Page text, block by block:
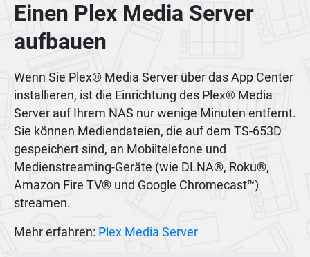
Einen Plex Media Server
aufbauen
Wenn Sie Plex® Media Server über das App Center
installieren, ist die Einrichtung des Plex® Media
Server auf Ihrem NAS nur wenige Minuten entfernt.
Sie können Mediendateien, die auf dem TS-653D
gespeichert sind, an Mobiltelefone und
Medienstreaming-Geräte (wie DLNA®, Roku®,
Amazon Fire TV® und Google Chromecast™)
streamen.
Mehr erfahren: Plex Media Server